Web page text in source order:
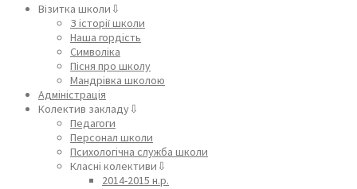
Візитка школи⇩
З історії школи
Наша гордість
Символіка
Пісня про школу
Мандрівка школою
Адміністрація
Колектив закладу⇩
Педагоги
Персонал школи
Психологічна служба школи
Класні колективи⇩
2014-2015 н.р.